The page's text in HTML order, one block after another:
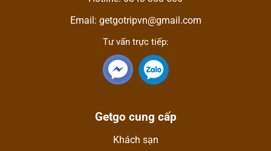
Email: getgotripvn@gmail.com
Tư vấn trực tiếp:
Getgo cung cấp
Khách sạn